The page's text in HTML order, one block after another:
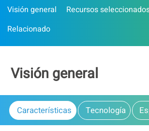
Visión general
Recursos
Relacionado
Visión general
Características Tecnología